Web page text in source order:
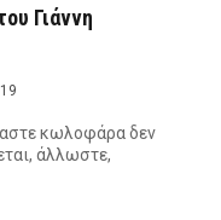
Γιάννη
κωλοφάρα δεν
άλλωστε,